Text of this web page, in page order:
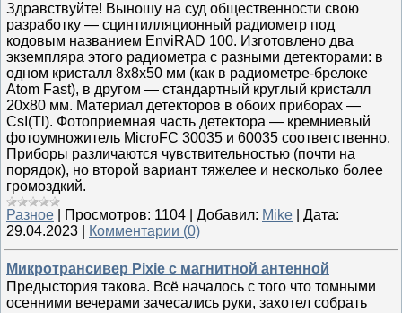
Здравствуйте! Выношу на суд общественности свою
разработку — сцинтилляционный радиометр под
кодовым названием EnviRAD 100. Изготовлено два
экземпляра этого радиометра с разными детекторами: в
одном кристалл 8х8х50 мм (как в радиометре-брелоке
Atom Fast), в другом — стандартный круглый кристалл
20х80 мм. Материал детекторов в обоих приборах —
CsI(Tl). Фотоприемная часть детектора — кремниевый
фотоумножитель MicroFC 30035 и 60035 соответственно.
Приборы различаются чувствительностью (почти на
порядок), но второй вариант тяжелее и несколько более
громоздкий.
Разное
Просмотров: 1104 Добавил: Mike
Дата:
29.04.2023
Комментарии (0)
Микротрансивер Pixie с магнитной антенной
Предыстория такова. Всё началось с того что томными
осенними вечерами зачесались руки, захотел собрать